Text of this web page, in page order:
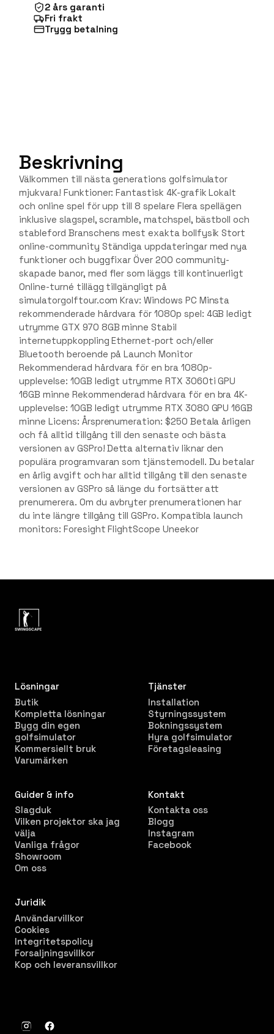
2 års garanti
Fri frakt
Trygg betalning
Beskrivning
Välkommen till nästa generations golfsimulator
mjukvara! Funktioner: Fantastisk 4K-grafik Lokalt
och online spel för upp till 8 spelare Flera spellägen
inklusive slagspel, scramble, matchspel, bästboll och
stableford Branschens mest exakta bollfysik Stort
online-community Ständiga uppdateringar med nya
funktioner och buggfixar Över 200 community-
skapade banor, med fler som läggs till kontinuerligt
Online-turné tillägg tillgängligt på
simulatorgolftour.com Krav: Windows PC Minsta
rekommenderade hårdvara för 1080p spel: 4GB ledigt
utrymme GTX 970 8GB minne Stabil
internetuppkoppling Ethernet-port och/eller
Bluetooth beroende på Launch Monitor
Rekommenderad hårdvara för en bra 1080p-
upplevelse: 10GB ledigt utrymme RTX 3060ti GPU
16GB minne Rekommenderad hårdvara för en bra 4K-
upplevelse: 10GB ledigt utrymme RTX 3080 GPU 16GB
minne Licens: Årsprenumeration: $250 Betala årligen
och få alltid tillgång till den senaste och bästa
versionen av GSPro! Detta alternativ liknar den
populära programvaran som tjänstemodell. Du betalar
en årlig avgift och har alltid tillgång till den senaste
versionen av GSPro så länge du fortsätter att
prenumerera. Om du avbryter prenumerationen har
du inte längre tillgång till GSPro. Kompatibla launch
monitors: Foresight FlightScope Uneekor
Lösningar
Butik
Kompletta lösningar
Bygg din egen
golfsimulator
Kommersiellt bruk
Varumärken
Tjänster
Installation
Styrningssystem
Bokningssystem
Hyra golfsimulator
Företagsleasing
Guider & info
Slagduk
Vilken projektor ska jag
välja
Vanliga frågor
Showroom
Om oss
Kontakt
Kontakta oss
Blogg
Instagram
Facebook
Juridik
Användarvillkor
Cookies
Integritetspolicy
Forsaljningsvillkor
Kop och leveransvillkor